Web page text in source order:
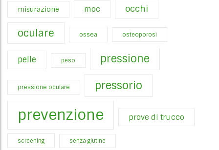
misurazione moc occhi
oculare ossea osteoporosi
pelle peso pressione
pressione oculare pressorio
prevenzione prove di trucco
screening senza glutine